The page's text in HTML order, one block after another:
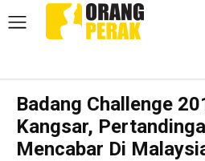
Badang Challenge
Kangsar,
Mencabar Di